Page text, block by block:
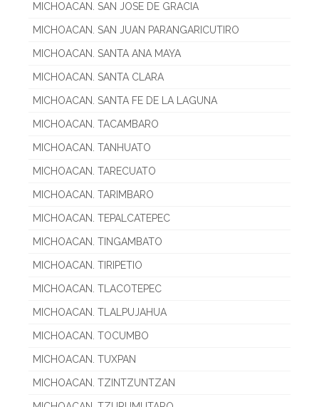
MICHOACAN. SAN JOSE DE GRACIA
MICHOACAN. SAN JUAN PARANGARICUTIRO
MICHOACAN. SANTA ANA MAYA
MICHOACAN. SANTA CLARA
MICHOACAN. SANTA FE DE LA LAGUNA
MICHOACAN. TACAMBARO
MICHOACAN. TANHUATO
MICHOACAN. TARECUATO
MICHOACAN. TARIMBARO
MICHOACAN. TEPALCATEPEC
MICHOACAN. TINGAMBATO
MICHOACAN. TIRIPETIO
MICHOACAN. TLACOTEPEC
MICHOACAN. TLALPUJAHUA
MICHOACAN. TOCUMBO
MICHOACAN. TUXPAN
MICHOACAN. TZINTZUNTZAN